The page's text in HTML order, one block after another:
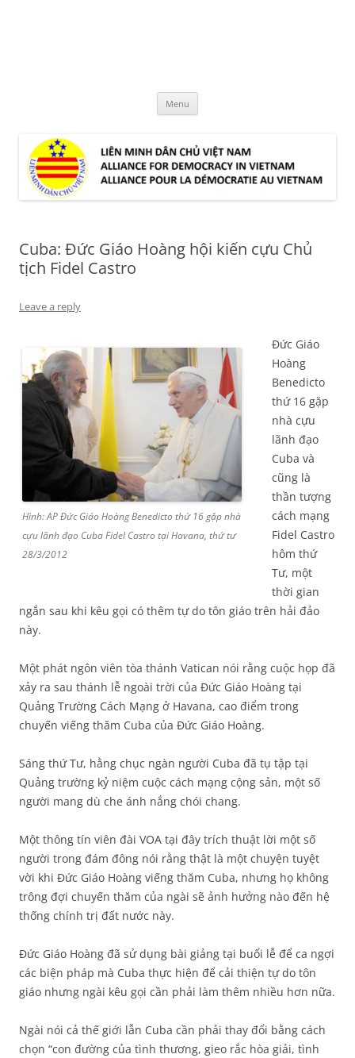
Menu
Cuba: Đức Giáo Hoàng hội kiến cựu Chủ
tịch Fidel Castro
Leave a reply
Hình: AP Đức Giáo Hoàng Benedicto thứ 16 gặp nhà
cựu lãnh đạo Cuba Fidel Castro tại Havana, thứ tư
28/3/2012
Đức Giáo
Hoàng
Benedicto
thứ 16 gặp
nhà cựu
lãnh đạo
Cuba và
cũng là
thần tượng
cách mạng
Fidel Castro
hôm thứ
Tư, một
thời gian
ngắn sau khi kêu gọi có thêm tự do tôn giáo trên hải đảo
này.
Một phát ngôn viên tòa thánh Vatican nói rằng cuộc họp đã
xảy ra sau thánh lễ ngoài trời của Đức Giáo Hoàng tại
Quảng Trường Cách Mạng ở Havana, cao điểm trong
chuyến viếng thăm Cuba của Đức Giáo Hoàng.
Sáng thứ Tư, hằng chục ngàn người Cuba đã tụ tập tại
Quảng trường kỷ niệm cuộc cách mạng cộng sản, một số
người mang dù che ánh nắng chói chang.
Một thông tín viên đài VOA tại đây trích thuật lời một số
người trong đám đông nói rằng thật là một chuyện tuyệt
vời khi Đức Giáo Hoàng viếng thăm Cuba, nhưng họ không
trông đợi chuyến thăm của ngài sẽ ảnh hưởng nào đến hệ
thống chính trị đất nước này.
Đức Giáo Hoàng đã sử dụng bài giảng tại buổi lễ để ca ngợi
các biện pháp mà Cuba thực hiện để cải thiện tự do tôn
giáo nhưng ngài kêu gọi cần phải làm thêm nhiều hơn nữa.
Ngài nói cả thế giới lẫn Cuba cần phải thay đổi bằng cách
chọn “con đường của tình thương, gieo rắc hòa giải, tình